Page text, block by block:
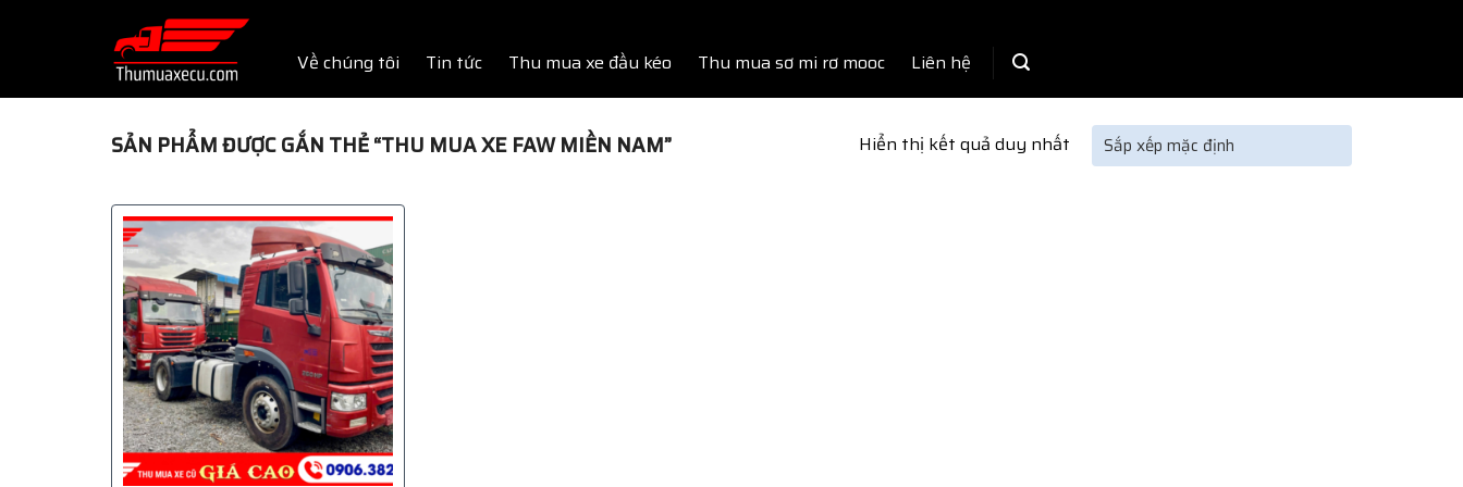
Về chúng tôi Tin tức Thu mua xe đầu kéo Thu mua sơ mi rơ mooc Liên hệ
SẢN PHẨM ĐƯỢC GẮN THẺ “THU MUA XE FAW MIỀN NAM” Hiển thị kết quả duy nhất